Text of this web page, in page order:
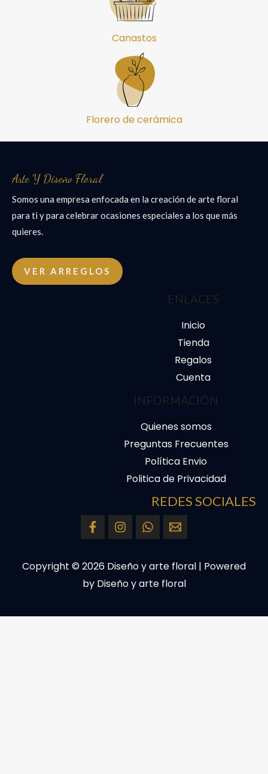
Canastos
Florero de cerámica
Arte Y Diseño Floral
Somos una empresa enfocada en la creación de arte floral
para ti y para celebrar ocasiones especiales a los que más
quieres.
VER ARREGLOS
ENLACES
Inicio
Tienda
Regalos
Cuenta
INFORMACIÓN
Quienes somos
Preguntas Frecuentes
Política Envio
Politica de Privacidad
REDES SOCIALES
Copyright © 2026 Diseño y arte floral | Powered
by Diseño y arte floral